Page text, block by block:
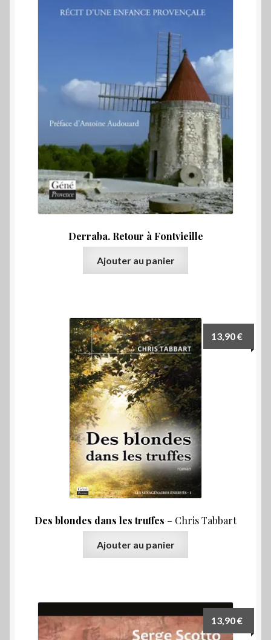
Derraba. Retour à Fontvieille
Ajouter au panier
Des blondes dans les truffes – Chris Tabbart
13,90€
Ajouter au panier
13,90€